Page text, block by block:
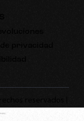
privacidad
reservados |